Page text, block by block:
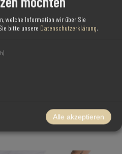
welche Information wir über Sie
bitte unsere Datenschutzerklärung.
Alle akzeptieren